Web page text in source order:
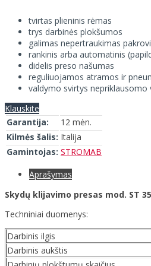
tvirtas plieninis rėmas
trys darbinės plokšumos
galimas nepertraukimas
rankinis arba automatinis
didelis preso našumas
reguliuojamos atramos ir
valdymo svirtys nepriklausomo
Klauskite
Garantija:
12 mėn.
Kilmės šalis: Italija
Gamintojas: STROMAB
Aprašymas
Skydų klijavimo presas mod. ST
Techniniai duomenys:
Darbinis ilgis
Darbinis aukštis